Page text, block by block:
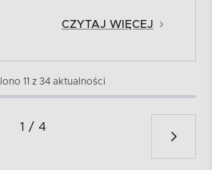
CZYTAJ WIĘCEJ
11 z 34 aktualności
1 / 4